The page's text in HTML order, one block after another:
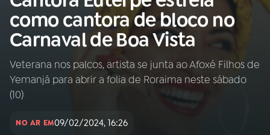
na
Rádio
Nacional
Buscar
AO VIVO
como cantora de bloco no
Carnaval de Boa Vista
Veterana nos palcos, artista se junta ao Afoxé Filhos de
Yemanjá para abrir a folia de Roraima neste sábado
(10)
NO AR EM09/02/2024, 16:26